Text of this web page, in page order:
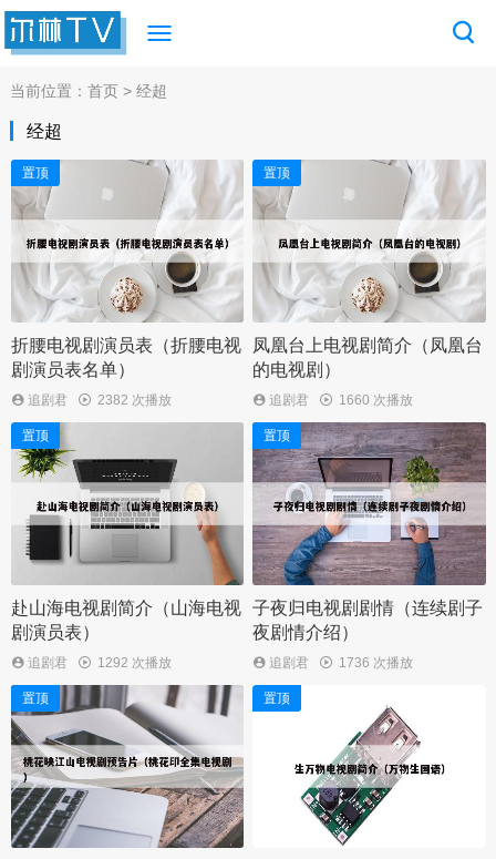
当前位置：首页 > 经超
经超
置顶
折腰电视剧演员表（折腰电视
剧演员表名单）
追剧君 2382 次播放
置顶
凤凰台上电视剧简介（凤凰台
的电视剧）
追剧君 1660 次播放
置顶
赴山海电视剧简介（山海电视
剧演员表）
追剧君 1292 次播放
置顶
子夜归电视剧剧情（连续剧子
夜剧情介绍）
追剧君 1736 次播放
置顶 置顶